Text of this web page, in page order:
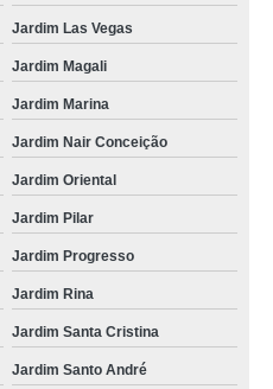
Jardim Las Vegas
Jardim Magali
Jardim Marina
Jardim Nair Conceição
Jardim Oriental
Jardim Pilar
Jardim Progresso
Jardim Rina
Jardim Santa Cristina
Jardim Santo André